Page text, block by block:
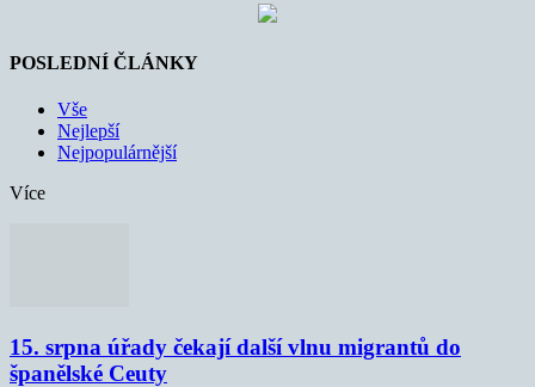
POSLEDNÍ ČLÁNKY
Vše
Nejlepší
Nejpopulárnější
Více
15. srpna úřady čekají další vlnu migrantů do
španělské Ceuty